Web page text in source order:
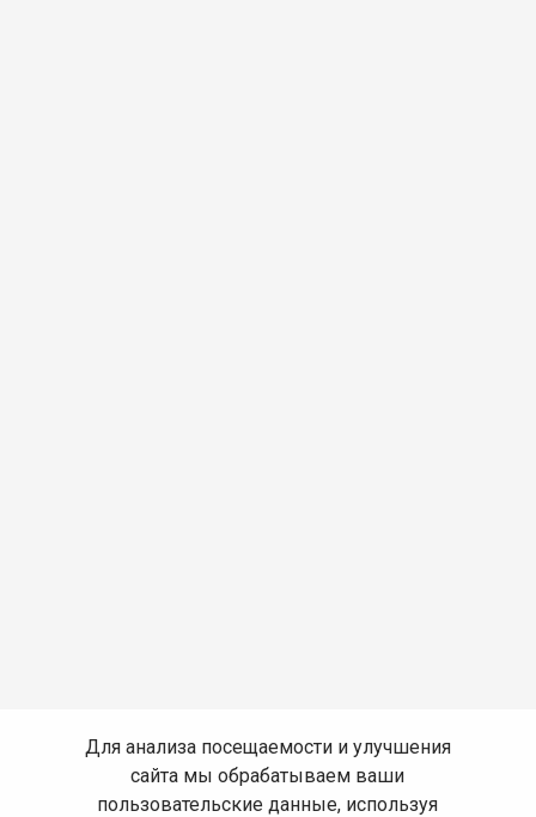
Для анализа посещаемости и улучшения
сайта мы обрабатываем ваши
пользовательские данные, используя